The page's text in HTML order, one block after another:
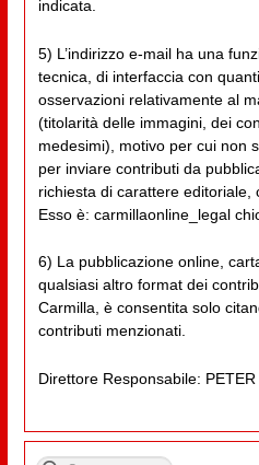
indicata.
5) L’indirizzo e-mail ha una
tecnica, di interfaccia con
osservazioni relativamente al
(titolarità delle immagini, dei
medesimi), motivo per cui non
per inviare contributi da
richiesta di carattere editoriale,
Esso è: carmillaonline_legal
6) La pubblicazione online,
qualsiasi altro format dei
Carmilla, è consentita solo
contributi menzionati.
Direttore Responsabile: PETER